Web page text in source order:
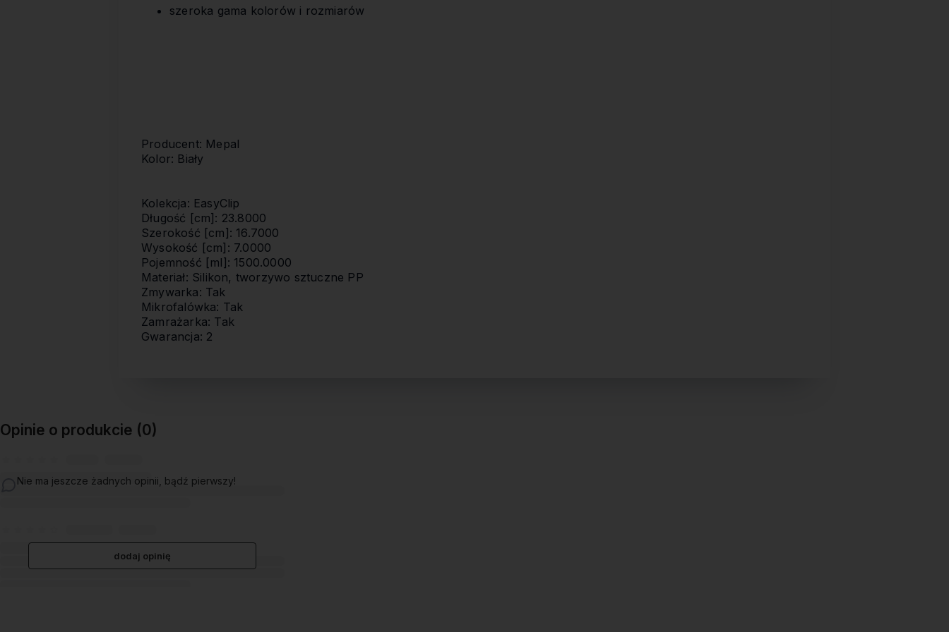
szeroka gama kolorów i rozmiarów
Producent: Mepal
Kolor: Biały
Kolekcja: EasyClip
Długość [cm]: 23.8000
Szerokość [cm]: 16.7000
Wysokość [cm]: 7.0000
Pojemność [ml]: 1500.0000
Materiał: Silikon, tworzywo sztuczne PP
Zmywarka: Tak
Mikrofalówka: Tak
Zamrażarka: Tak
Gwarancja: 2
Opinie o produkcie (0)
Nie ma jeszcze żadnych opinii, bądź pierwszy!
dodaj opinię